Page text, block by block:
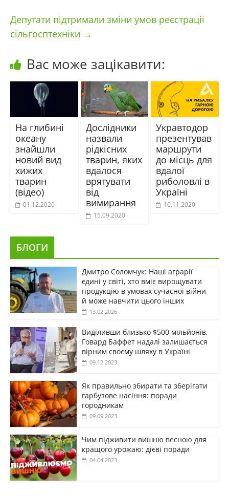
Депутати підтримали зміни умов реєстрації
сільгосптехніки →
Вас може зацікавити:
На глибині
океану
знайшли
новий вид
хижих
тварин
(відео)
01.12.2020
Дослідники
назвали
рідкісних
тварин, яких
вдалося
врятувати
від
вимирання
15.09.2020
Укравтодор
презентував
маршрути
до місць для
вдалої
риболовлі в
Україні
10.11.2020
БЛОГИ
Дмитро Соломчук: Наші аграрії
єдині у світі, хто вміє вирощувати
продукцію в умовах сучасної війни
й може навчити цього інших
13.02.2026
Виділивши близько $500 мільйонів,
Говард Баффет надалі залишається
вірним своєму шляху в Україні
09.12.2023
Як правильно збирати та зберігати
гарбузове насіння: поради
городникам
09.09.2023
Чим підживити вишню весною для
кращого урожаю: дієві поради
04.04.2023